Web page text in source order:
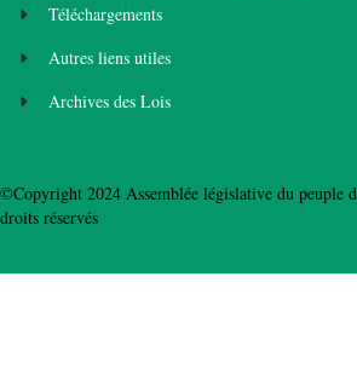
Téléchargements
Autres liens utiles
Archives des Lois
©Copyright 2024 Assemblée législative du peuple
droits réservés